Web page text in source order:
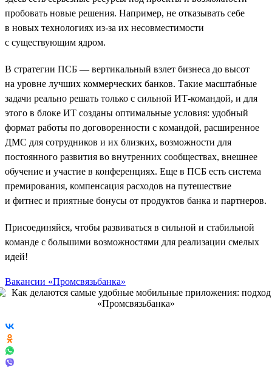
пробовать новые решения. Например, не отказывать себе
в новых технологиях из-за их несовместимости
с существующим ядром.
В стратегии ПСБ — вертикальный взлет бизнеса до высот
на уровне лучших коммерческих банков. Такие масштабные
задачи реально решать только с сильной ИТ-командой, и для
этого в блоке ИТ созданы оптимальные условия: удобный
формат работы по договоренности с командой, расширенное
ДМС для сотрудников и их близких, возможности для
постоянного развития во внутренних сообществах, внешнее
обучение и участие в конференциях. Еще в ПСБ есть система
премирования, компенсация расходов на путешествие
и фитнес и приятные бонусы от продуктов банка и партнеров.
Присоединяйся, чтобы развиваться в сильной и стабильной
команде с большими возможностями для реализации смелых
идей!
Вакансии «Промсвязьбанка»